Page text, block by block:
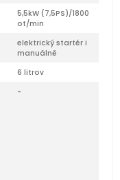
5,5kW (7,5PS)/1800
ot/min
elektrický startér i
manuálně
6 litrov
-